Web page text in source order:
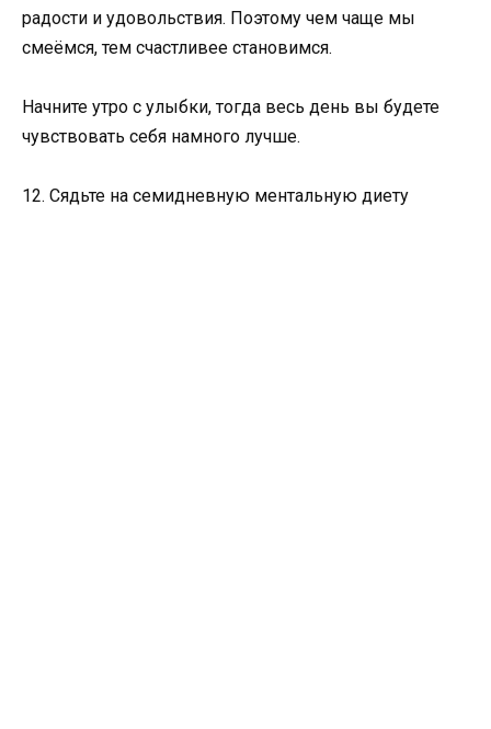
радости и удовольствия. Поэтому чем чаще мы
смеёмся, тем счастливее становимся.
Начните утро с улыбки, тогда весь день вы будете
чувствовать себя намного лучше.
12. Сядьте на семидневную ментальную диету